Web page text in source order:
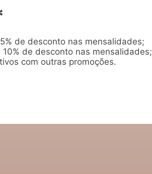
de desconto nas mensalidades;
10% de desconto nas mensalidades;
com outras promoções.